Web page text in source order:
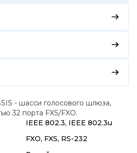
- шасси голосового шлюза,
32 порта FXS/FXO.
IEEE 802.3, IEEE 802.3u
FXO, FXS, RS-232